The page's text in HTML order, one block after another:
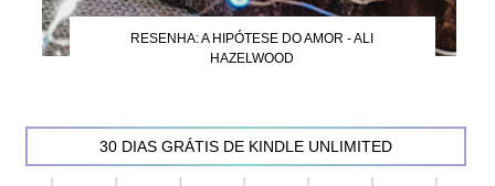
RESENHA: A HIPÓTESE DO AMOR - ALI
HAZELWOOD
30 DIAS GRÁTIS DE KINDLE UNLIMITED